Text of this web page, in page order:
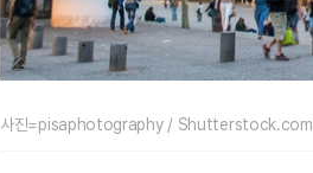
사진=pisaphotography / Shutterstock.com